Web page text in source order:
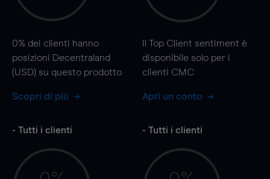
0% dei clienti hanno
posizioni Decentraland
(USD) su questo prodotto
Scopri di più
Il Top Client sentiment è
disponibile solo per i
clienti CMC
Apri un conto
- Tutti i clienti - Tutti i clienti